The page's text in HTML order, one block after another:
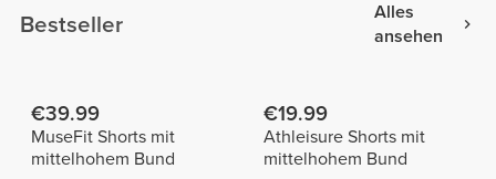
Bestseller
Alles
ansehen
€39.99
MuseFit Shorts mit
mittelhohem Bund
€19.99
Athleisure Shorts mit
mittelhohem Bund